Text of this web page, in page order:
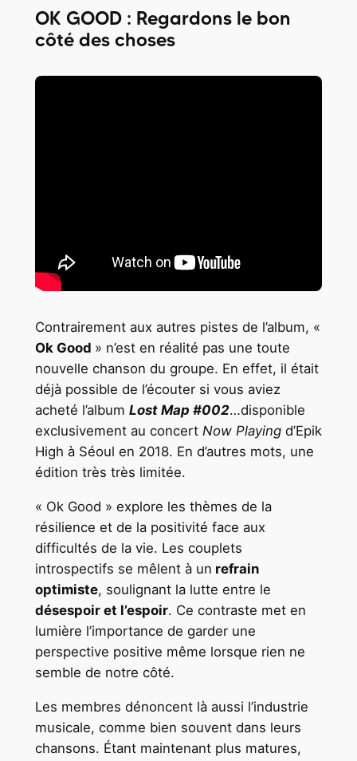
OK GOOD : Regardons le bon
côté des choses
Contrairement aux autres pistes de l’album, «
Ok Good » n’est en réalité pas une toute
nouvelle chanson du groupe. En effet, il était
déjà possible de l’écouter si vous aviez
acheté l’album Lost Map #002…disponible
exclusivement au concert Now Playing d’Epik
High à Séoul en 2018. En d’autres mots, une
édition très très limitée.
« Ok Good » explore les thèmes de la
résilience et de la positivité face aux
difficultés de la vie. Les couplets
introspectifs se mêlent à un refrain
optimiste, soulignant la lutte entre le
désespoir et l’espoir. Ce contraste met en
lumière l’importance de garder une
perspective positive même lorsque rien ne
semble de notre côté.
Les membres dénoncent là aussi l’industrie
musicale, comme bien souvent dans leurs
chansons. Étant maintenant plus matures,